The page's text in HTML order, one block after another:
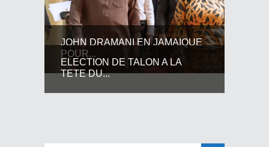
JOHN DRAMANI EN JAMAIQUE
POUR...
ELECTION DE TALON A LA
TETE DU...